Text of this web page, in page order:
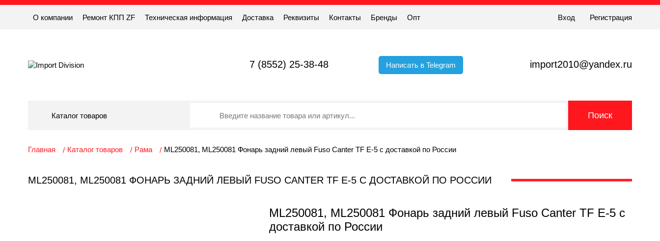
О компании Ремонт КПП ZF Техническая информация Доставка Реквизиты Контакты Бренды Опт Вход Регистрация
7 (8552) 25-38-48 Написать в Telegram import2010@yandex.ru
Каталог товаров
Главная Каталог товаров Рама ML250081, ML250081 Фонарь задний левый Fuso Canter TF Е-5 с доставкой по России
ML250081, ML250081 ФОНАРЬ ЗАДНИЙ ЛЕВЫЙ FUSO CANTER TF Е-5 С ДОСТАВКОЙ ПО РОССИИ
ML250081, ML250081 Фонарь задний левый Fuso Canter TF Е-5 с
доставкой по России